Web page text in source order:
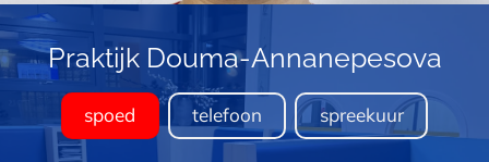
Praktijk Douma-Annanepesova
spoed telefoon spreekuur